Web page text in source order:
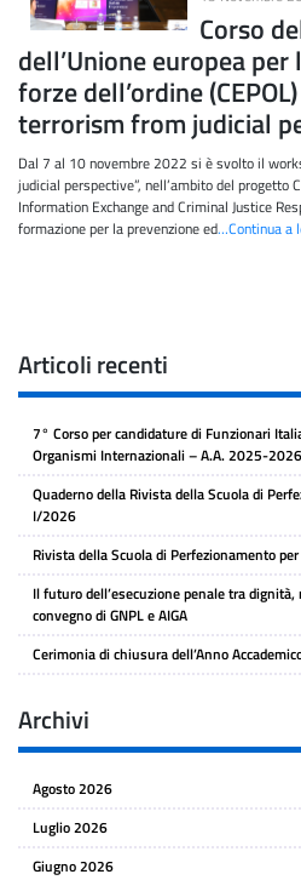
Corso
dell’Unione europea
forze dell’ordine
terrorism from judicial
Dal 7 al 10 novembre 2022 si è svolto il
judicial perspective”, nell’ambito del progetto
Information Exchange and Criminal Justice
formazione per la prevenzione ed…Continua a
Articoli recenti
7° Corso per candidature di Funzionari
Organismi Internazionali – A.A. 2025-2026
Quaderno della Rivista della Scuola di
I/2026
Rivista della Scuola di Perfezionamento
Il futuro dell’esecuzione penale tra
convegno di GNPL e AIGA
Cerimonia di chiusura dell’Anno
Archivi
Agosto 2026
Luglio 2026
Giugno 2026